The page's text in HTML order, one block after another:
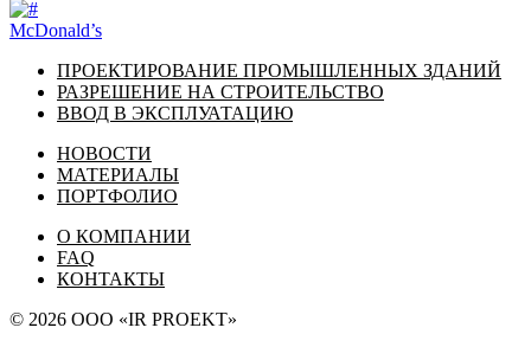
McDonald’s
ПРОЕКТИРОВАНИЕ ПРОМЫШЛЕННЫХ ЗДАНИЙ
РАЗРЕШЕНИЕ НА СТРОИТЕЛЬСТВО
ВВОД В ЭКСПЛУАТАЦИЮ
НОВОСТИ
МАТЕРИАЛЫ
ПОРТФОЛИО
О КОМПАНИИ
FAQ
КОНТАКТЫ
© 2026 ООО «IR PROEKT»